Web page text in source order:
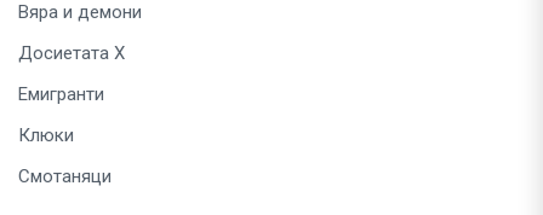
Вяра и демони
Досиетата Х
Емигранти
Клюки
Смотаняци